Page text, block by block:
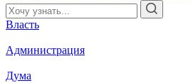
Власть
Администрация
Дума